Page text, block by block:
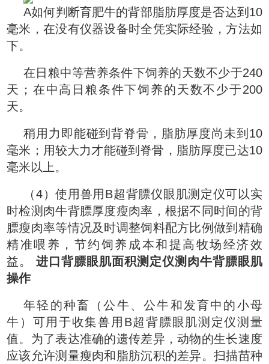
A如何判断育肥牛的背部脂肪厚度是否达到10
毫米，在没有仪器设备时全凭实际经验，方法如
下。
在日粮中等营养条件下饲养的天数不少于240
天；在中高日粮条件下饲养的天数不少于200
天。
稍用力即能碰到背脊骨，脂肪厚度尚未到10
毫米；用较大力才能碰到脊骨，脂肪厚度已达10
毫米以上。
（4）使用兽用B超背膘仪眼肌测定仪可以实
时检测肉牛背膘厚度瘦肉率，根据不同时间的背
膘瘦肉率等情况及时调整饲料配方比例做到精确
精准喂养，节约饲养成本和提高牧场经济效
益。进口背膘眼肌面积测定仪测肉牛背膘眼肌
操作
年轻的种畜（公牛、公牛和发育中的小母
牛）可用于收集兽用B超背膘眼肌测定仪测量
值。为了表达准确的遗传差异，动物的生长速度
应该允许测量瘦肉和脂肪沉积的差异。扫描苗种